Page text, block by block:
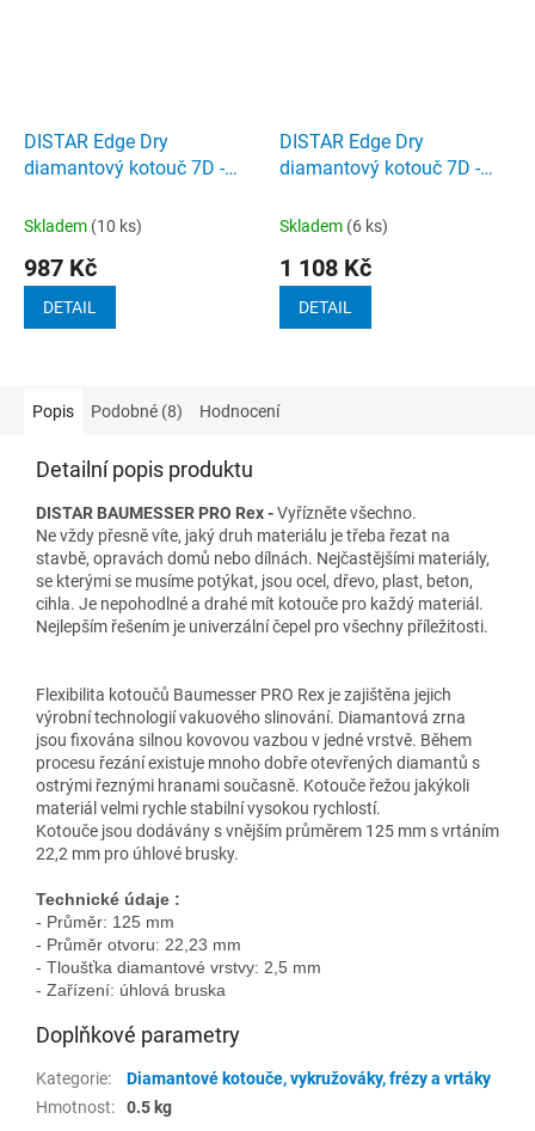
DISTAR Edge Dry
diamantový kotouč 7D -
Skladem (10 ks)
987 Kč
DETAIL
DISTAR Edge Dry
diamantový kotouč 7D -
Skladem (6 ks)
1 108 Kč
DETAIL
Popis Podobné (8) Hodnocení
Detailní popis produktu
DISTAR BAUMESSER PRO Rex -Vyřízněte všechno.
Ne vždy přesně víte, jaký druh materiálu je třeba řezat na
stavbě, opravách domů nebo dílnách. Nejčastějšími materiály,
se kterými se musíme potýkat, jsou ocel, dřevo, plast, beton,
cihla. Je nepohodlné a drahé mít kotouče pro každý materiál.
Nejlepším řešením je univerzální čepel pro všechny příležitosti.
Flexibilita kotoučů Baumesser PRO Rex je zajištěna jejich
výrobní technologií vakuového slinování. Diamantová zrna
jsou fixována silnou kovovou vazbou v jedné vrstvě. Během
procesu řezání existuje mnoho dobře otevřených diamantů s
ostrými řeznými hranami současně. Kotouče řežou jakýkoli
materiál velmi rychle stabilní vysokou rychlostí.
Kotouče jsou dodávány s vnějším průměrem 125 mm s vrtáním
22,2 mm pro úhlové brusky.
Technické údaje :
- Průměr: 125 mm
- Průměr otvoru: 22,23 mm
- Tloušťka diamantové vrstvy: 2,5 mm
- Zařízení: úhlová bruska
Doplňkové parametry
Kategorie:
Diamantové kotouče, vykružováky, frézy a vrtáky
Hmotnost: 0.5 kg